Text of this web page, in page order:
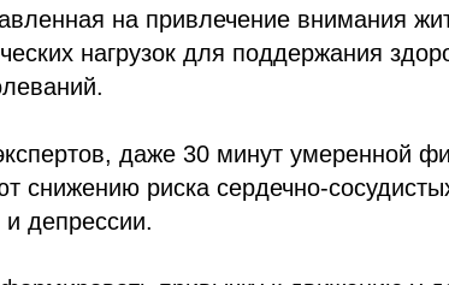
на привлечение внимания
нагрузок для поддержания
даже 30 минут умеренной
снижению риска сердечно-
депрессии.